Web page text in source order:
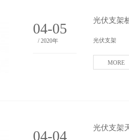
04-05
/ 2020年
光伏支架
光伏支架
MORE
04-04
光伏支架